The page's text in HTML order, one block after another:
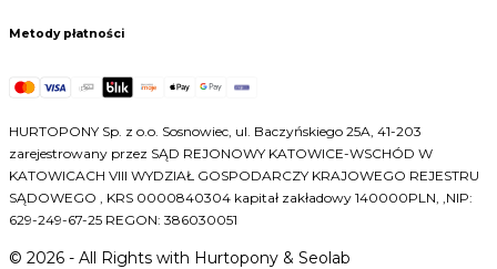
Metody płatności
HURTOPONY Sp. z o.o. Sosnowiec, ul. Baczyńskiego 25A, 41-203
zarejestrowany przez SĄD REJONOWY KATOWICE-WSCHÓD W
KATOWICACH VIII WYDZIAŁ GOSPODARCZY KRAJOWEGO REJESTRU
SĄDOWEGO , KRS 0000840304 kapitał zakładowy 140000PLN, ,NIP:
629-249-67-25 REGON: 386030051
© 2026 - All Rights with Hurtopony & Seolab